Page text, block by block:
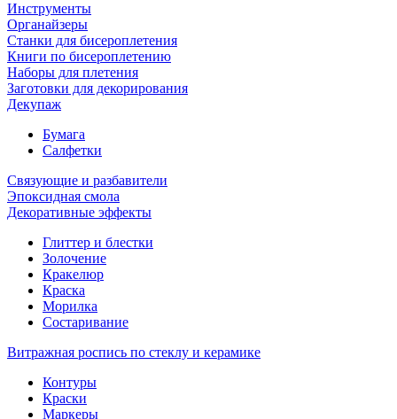
Инструменты
Органайзеры
Станки для бисероплетения
Книги по бисероплетению
Наборы для плетения
Заготовки для декорирования
Декупаж
Бумага
Салфетки
Связующие и разбавители
Эпоксидная смола
Декоративные эффекты
Глиттер и блестки
Золочение
Кракелюр
Краска
Морилка
Состаривание
Витражная роспись по стеклу и керамике
Контуры
Краски
Маркеры